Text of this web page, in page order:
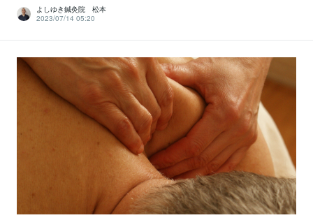
よしゆき鍼灸院 松本
2023/07/14 05:20